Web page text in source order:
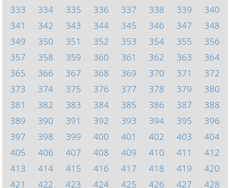
333
334 335 336 337 338 339
340
341
342 343 344 345 346 347
348
349
350 351 352 353 354 355
356
357
358 359 360 361 362 363
364
365
366 367 368 369 370 371
372
373
374 375 376 377 378 379
380
381
382 383 384 385 386 387
388
389
390 391 392 393 394 395
396
397
398 399 400 401 402 403
404
405
406 407 408 409 410 411
412
413
414 415 416 417 418 419
420
421
422 423 424 425 426 427 428